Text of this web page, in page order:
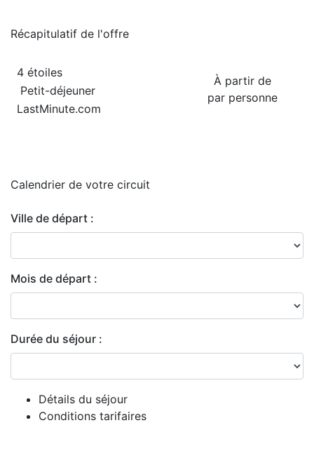
Récapitulatif de l'offre
À partir de
par personne
4 étoiles
Petit-déjeuner
LastMinute.com
Calendrier de votre circuit
Ville de départ :
Mois de départ :
Durée du séjour :
Détails du séjour
Conditions tarifaires